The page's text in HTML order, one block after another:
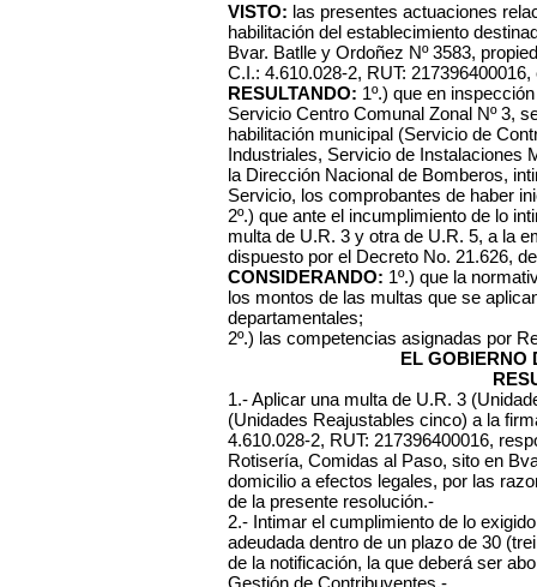
VISTO: las presentes actuaciones
habilitación del establecimiento
Bvar. Batlle y Ordoñez Nº 3583,
C.I.: 4.610.028-2, RUT:
RESULTANDO: 1º.) que en
Servicio Centro Comunal Zonal Nº 3,
habilitación municipal (Servicio de
Industriales, Servicio de Instalaciones
la Dirección Nacional de Bomberos,
Servicio, los comprobantes de haber
2º.) que ante el incumplimiento de lo
multa de U.R. 3 y otra de U.R. 5, a la
dispuesto por el Decreto No. 21.626,
CONSIDERANDO: 1º.) que la
los montos de las multas que se
departamentales;
2º.) las competencias asignadas por
EL GOBIERNO
1.- Aplicar una multa de U.R. 3
(Unidades Reajustables cinco) a la
4.610.028-2, RUT: 217396400016,
Rotisería, Comidas al Paso, sito en
domicilio a efectos legales, por las
de la presente resolución.-
2.- Intimar el cumplimiento de lo
adeudada dentro de un plazo de 30
de la notificación, la que deberá ser
Gestión de Contribuyentes.-